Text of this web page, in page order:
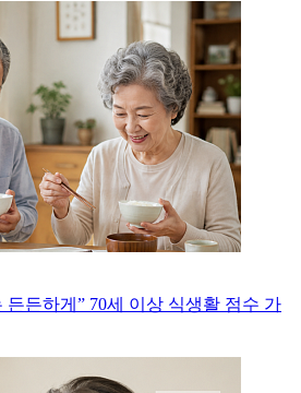
든든하게” 70세 이상 식생활 점수 가